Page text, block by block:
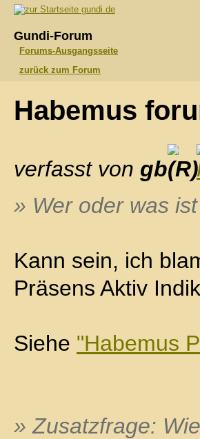
gundi.de
Gundi-Forum
Forums-Ausgangsseite
zurück zum Forum
Habemus
verfasst von gb
» Wer oder was
Kann sein, ich
Präsens Aktiv
Siehe "Habemus
» Zusatzfrage: